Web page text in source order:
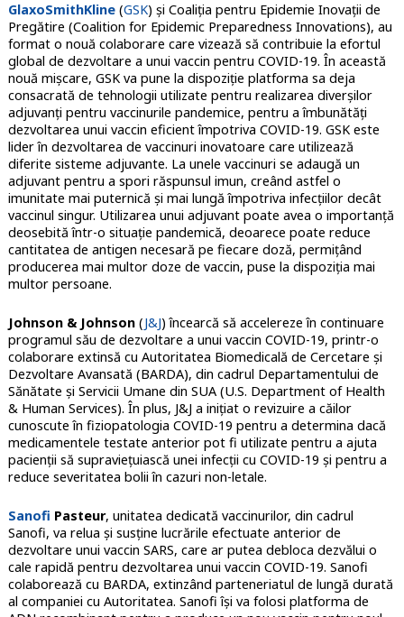
GlaxoSmithKline(GSK) și Coaliția pentru Epidemie Inovații de
Pregătire (Coalition for Epidemic Preparedness Innovations), au
format o nouă colaborare care vizează să contribuie la efortul
global de dezvoltare a unui vaccin pentru COVID-19. În această
nouă mișcare, GSK va pune la dispoziție platforma sa deja
consacrată de tehnologii utilizate pentru realizarea diverșilor
adjuvanți pentru vaccinurile pandemice, pentru a îmbunătăți
dezvoltarea unui vaccin eficient împotriva COVID-19. GSK este
lider în dezvoltarea de vaccinuri inovatoare care utilizează
diferite sisteme adjuvante. La unele vaccinuri se adaugă un
adjuvant pentru a spori răspunsul imun, creând astfel o
imunitate mai puternică și mai lungă împotriva infecțiilor decât
vaccinul singur. Utilizarea unui adjuvant poate avea o importanță
deosebită într-o situație pandemică, deoarece poate reduce
cantitatea de antigen necesară pe fiecare doză, permițând
producerea mai multor doze de vaccin, puse la dispoziția mai
multor persoane.
Johnson & Johnson(J&J) încearcă să accelereze în continuare
programul său de dezvoltare a unui vaccin COVID-19, printr-o
colaborare extinsă cu Autoritatea Biomedicală de Cercetare și
Dezvoltare Avansată (BARDA), din cadrul Departamentului de
Sănătate și Servicii Umane din SUA (U.S. Department of Health
& Human Services). În plus, J&J a inițiat o revizuire a căilor
cunoscute în fiziopatologia COVID-19 pentru a determina dacă
medicamentele testate anterior pot fi utilizate pentru a ajuta
pacienții să supraviețuiască unei infecții cu COVID-19 și pentru a
reduce severitatea bolii în cazuri non-letale.
Sanofi Pasteur, unitatea dedicată vaccinurilor, din cadrul
Sanofi, va relua și susține lucrările efectuate anterior de
dezvoltare unui vaccin SARS, care ar putea debloca dezvălui o
cale rapidă pentru dezvoltarea unui vaccin COVID-19. Sanofi
colaborează cu BARDA, extinzând parteneriatul de lungă durată
al companiei cu Autoritatea. Sanofi își va folosi platforma de